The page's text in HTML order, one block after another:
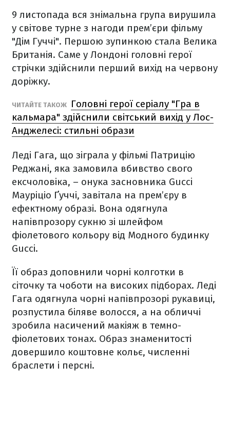
9 листопада вся знімальна група вирушила
у світове турне з нагоди прем’єри фільму
"Дім Гуччі". Першою зупинкою стала Велика
Британія. Саме у Лондоні головні герої
стрічки здійснили перший вихід на червону
доріжку.
ЧИТАЙТЕ ТАКОЖ
Головні герої серіалу "Гра в
кальмара" здійснили світський вихід у Лос-
Анджелесі: стильні образи
Леді Гага, що зіграла у фільмі Патрицію
Реджані, яка замовила вбивство свого
ексчоловіка, – онука засновника Gucci
Мауріціо Ґуччі, завітала на прем’єру в
ефектному образі. Вона одягнула
напівпрозору сукню зі шлейфом
фіолетового кольору від Модного будинку
Gucci.
Її образ доповнили чорні колготки в
сіточку та чоботи на високих підборах. Леді
Гага одягнула чорні напівпрозорі рукавиці,
розпустила біляве волосся, а на обличчі
зробила насичений макіяж в темно-
фіолетових тонах. Образ знаменитості
довершило коштовне кольє, численні
браслети і персні.